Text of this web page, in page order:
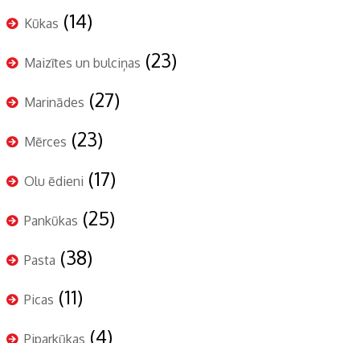
Kūkas (14)
Maizītes un bulciņas (23)
Marinādes (27)
Mērces (23)
Olu ēdieni (17)
Pankūkas (25)
Pasta (38)
Picas (11)
Piparkūkas (4)